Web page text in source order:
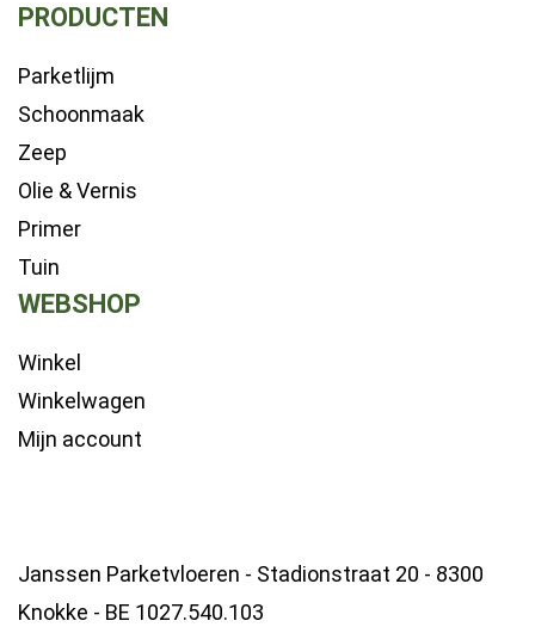
PRODUCTEN
Parketlijm
Schoonmaak
Zeep
Olie & Vernis
Primer
Tuin
WEBSHOP
Winkel
Winkelwagen
Mijn account
Janssen Parketvloeren - Stadionstraat 20 - 8300
Knokke - BE 1027.540.103